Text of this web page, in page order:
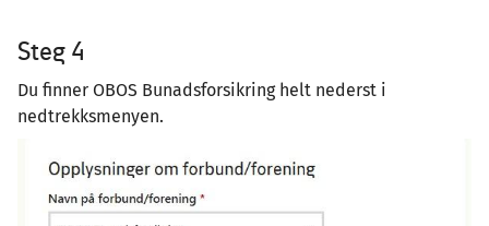
Steg 4
Du finner OBOS Bunadsforsikring helt nederst i
nedtrekksmenyen.